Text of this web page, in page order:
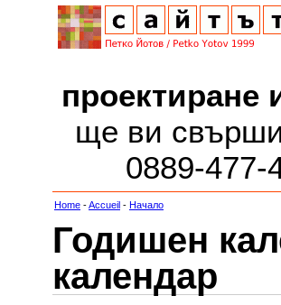
ще ви
0889-477-
Home -Accueil - Начало
Годишен
календар